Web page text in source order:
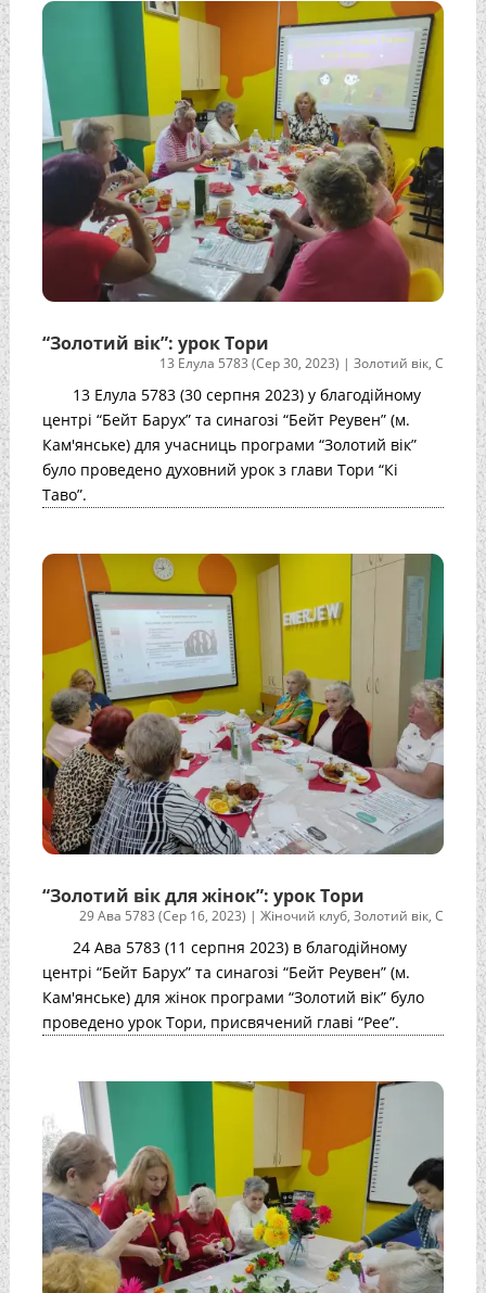
“Золотий вік”: урок Тори
13 Елула 5783 (Сер 30, 2023) |Золотий вік,С
13 Елула 5783 (30 серпня 2023) у благодійному
центрі “Бейт Барух” та синагозі “Бейт Реувен” (м.
Кам'янське) для учасниць програми “Золотий вік”
було проведено духовний урок з глави Тори “Кі
Таво”.
“Золотий вік для жінок”: урок Тори
29 Ава 5783 (Сер 16, 2023) |Жіночий клуб,Золотий вік,С
24 Ава 5783 (11 серпня 2023) в благодійному
центрі “Бейт Барух” та синагозі “Бейт Реувен” (м.
Кам'янське) для жінок програми “Золотий вік” було
проведено урок Тори, присвячений главі “Рее”.